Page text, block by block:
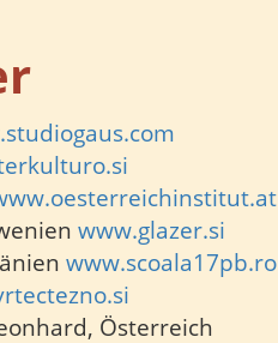
www.glazer.si
www.scoala17pb.ro
Österreich